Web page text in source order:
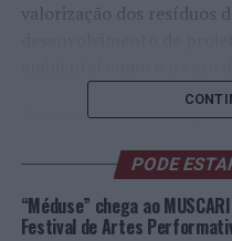
valorização dos resíduos
São disponibilizados,
que permitem o
orgânicos gerados
orgânica por processo de
PODE
“Méduse” chega ao
Festival de Artes